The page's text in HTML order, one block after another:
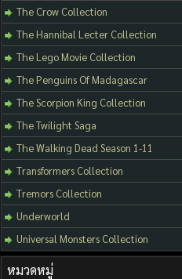
The Crow Collection
The Hannibal Lecter Collection
The Lego Movie Collection
The Penguins Of Madagascar
The Scorpion King Collection
The Twilight Saga
The Walking Dead Season 1-11
Transformers Collection
Tremors Collection
Underworld
Universal Monsters Collection
หมวดหมู่